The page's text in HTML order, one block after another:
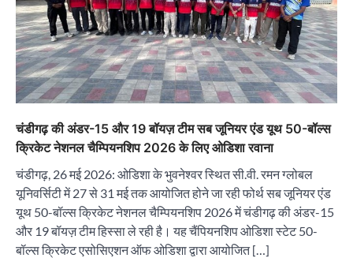
चंडीगढ़ की अंडर-15 और 19 बॉयज़ टीम सब जूनियर एंड यूथ 50-बॉल्स
क्रिकेट नेशनल चैम्पियनशिप 2026 के लिए ओडिशा रवाना
चंडीगढ़, 26 मई 2026: ओडिशा के भुवनेश्वर स्थित सी.वी. रमन ग्लोबल
यूनिवर्सिटी में 27 से 31 मई तक आयोजित होने जा रही फोर्थ सब जूनियर एंड
यूथ 50-बॉल्स क्रिकेट नेशनल चैम्पियनशिप 2026 में चंडीगढ़ की अंडर-15
और 19 बॉयज़ टीम हिस्सा ले रही है। यह चैंपियनशिप ओडिशा स्टेट 50-
बॉल्स क्रिकेट एसोसिएशन ऑफ ओडिशा द्वारा आयोजित […]